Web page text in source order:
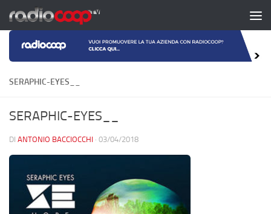
Salta al contenuto
SERAPHIC-EYES__
SERAPHIC-EYES__
DI ANTONIO BACCIOCCHI · 03/04/2018